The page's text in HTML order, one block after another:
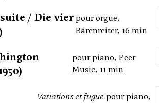
/ Die vierpour orgue,
Bärenreiter, 16 min
pour piano, Peer
Music, 11 min
Variations et fugue pour piano,